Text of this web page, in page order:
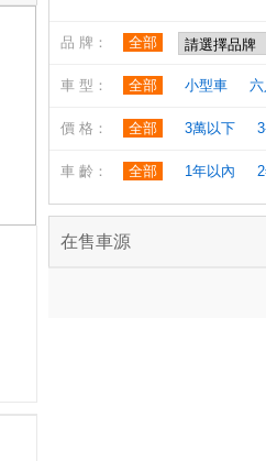
品 牌： 全部
車 型： 全部 小型車
價 格： 全部 3萬以下
車 齡： 全部 1年以內
在售車源